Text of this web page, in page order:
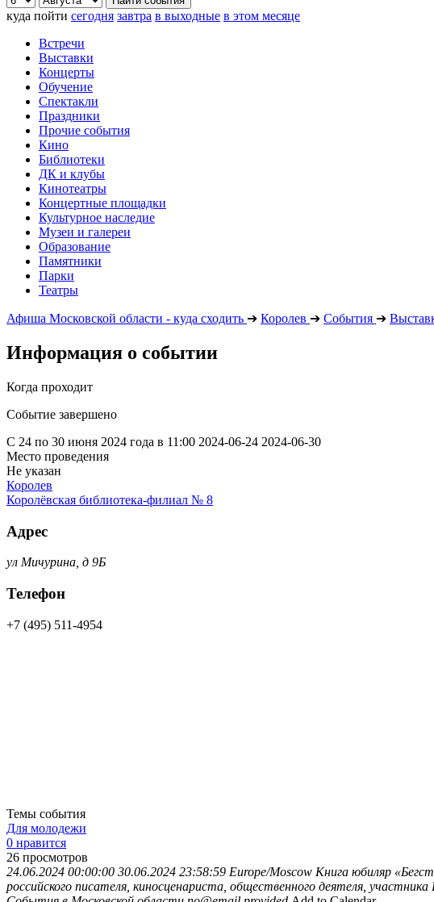
куда пойти сегодня завтра в выходные в этом месяце
Встречи
Выставки
Концерты
Обучение
Спектакли
Праздники
Прочие события
Кино
Библиотеки
ДК и клубы
Кинотеатры
Концертные площадки
Культурное наследие
Музеи и галереи
Образование
Памятники
Парки
Театры
Афиша Московской области - куда сходить ➔ Королев ➔ События ➔
Информация о событии
Когда проходит
Событие завершено
С 24 по 30 июня 2024 года в 11:00 2024-06-24 2024-06-30
Место проведения
Не указан
Королев
Королёвская библиотека-филиал № 8
Адрес
ул Мичурина, д 9Б
Телефон
+7 (495) 511-4954
Темы события
Для молодежи
0 нравится
26 просмотров
24.06.2024 00:00:00 30.06.2024 23:58:59 Europe/Moscow Книга юбиляр
российского писателя, киносценариста, общественного деятеля,